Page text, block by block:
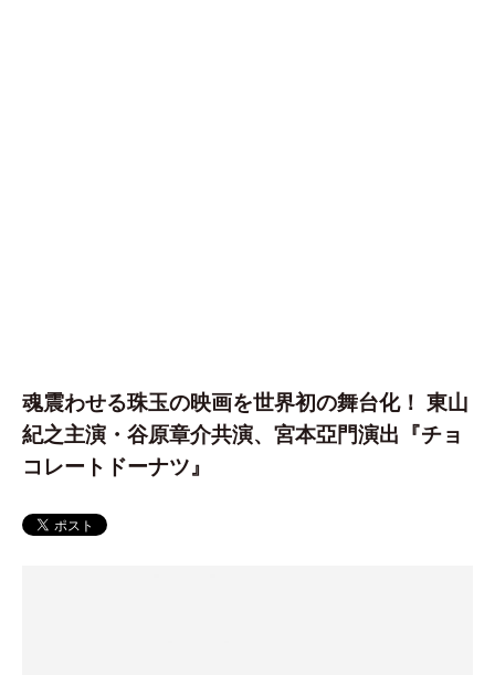
魂震わせる珠玉の映画を世界初の舞台化！ 東山
紀之主演・谷原章介共演、宮本亞門演出『チョ
コレートドーナツ』